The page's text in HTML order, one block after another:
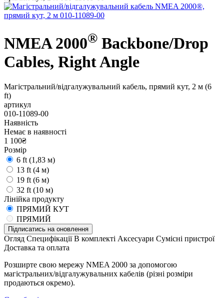
NMEA 2000® Backbone/Drop
Cables, Right Angle
Магістральний/відгалужувальний кабель, прямий кут, 2 м (6
ft)
артикул
010-11089-00
Наявність
Немає в наявності
1 100₴
Розмір
6 ft (1,83 м)
13 ft (4 м)
19 ft (6 м)
32 ft (10 м)
Лінійка продукту
ПРЯМИЙ КУТ
ПРЯМИЙ
Підписатись на оновлення
Огляд Специфікації В комплекті Аксесуари Сумісні пристрої
Доставка та оплата
Розширте свою мережу NMEA 2000 за допомогою
магістральних/відгалужувальних кабелів (різні розміри
продаються окремо).